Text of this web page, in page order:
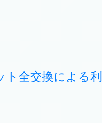
ト全交換による